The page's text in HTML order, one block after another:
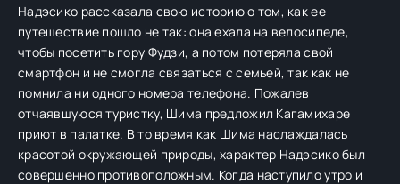
Надэсико рассказала свою историю о том, как ее
путешествие пошло не так: она ехала на велосипеде,
чтобы посетить гору Фудзи, а потом потеряла свой
смартфон и не смогла связаться с семьей, так как не
помнила ни одного номера телефона. Пожалев
отчаявшуюся туристку, Шима предложил Кагамихаре
приют в палатке. В то время как Шима наслаждалась
красотой окружающей природы, характер Надэсико был
совершенно противоположным. Когда наступило утро и